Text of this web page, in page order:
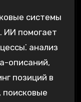
системы
ИИ помогает
анализ
описаний,
позиций в
поисковые